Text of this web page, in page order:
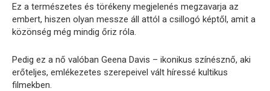
Ez a természetes és törékeny megjelenés megzavarja az
embert, hiszen olyan messze áll attól a csillogó képtől, amit a
közönség még mindig őriz róla.
Pedig ez a nő valóban Geena Davis – ikonikus színésznő, aki
erőteljes, emlékezetes szerepeivel vált híressé kultikus
filmekben.